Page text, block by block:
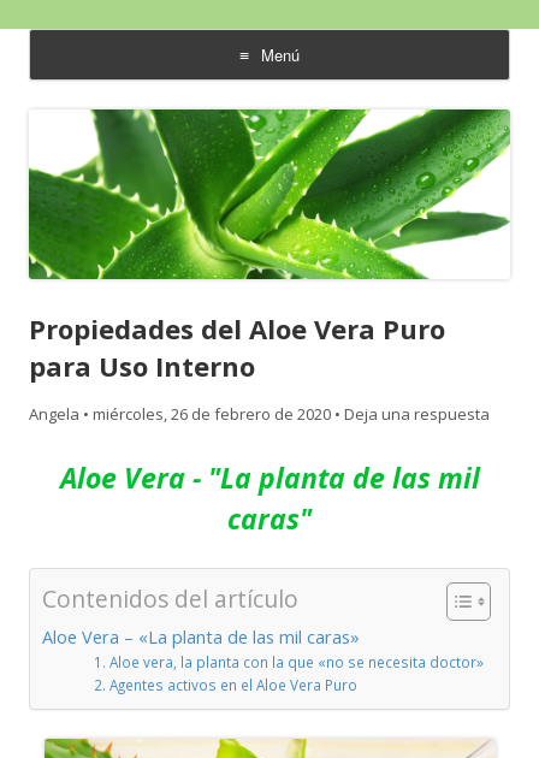
Aloe Vera y Calidad de Vida
Menú
saltar
contenido
Propiedades del Aloe Vera Puro
para Uso Interno
Angela • miércoles, 26 de febrero de 2020 • Deja una respuesta
Aloe Vera - "La planta de las mil
caras"
Contenidos del artículo
Aloe Vera – «La planta de las mil caras»
1. Aloe vera, la planta con la que «no se necesita doctor»
2. Agentes activos en el Aloe Vera Puro